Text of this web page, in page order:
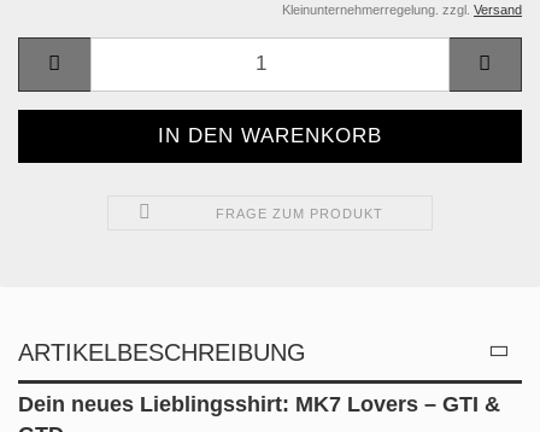
Kleinunternehmerregelung. zzgl. Versand
FRAGE ZUM PRODUKT
ARTIKELBESCHREIBUNG
Dein neues Lieblingsshirt: MK7 Lovers – GTI &